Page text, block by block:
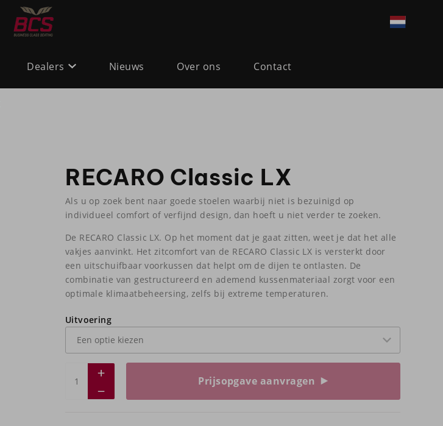
Dealers Nieuws Over ons Contact
RECARO Classic LX
Als u op zoek bent naar goede stoelen waarbij niet is bezuinigd op
individueel comfort of verfijnd design, dan hoeft u niet verder te zoeken.
De RECARO Classic LX. Op het moment dat je gaat zitten, weet je dat het alle
vakjes aanvinkt. Het zitcomfort van de RECARO Classic LX is versterkt door
een uitschuifbaar voorkussen dat helpt om de dijen te ontlasten. De
combinatie van gestructureerd en ademend kussenmateriaal zorgt voor een
optimale klimaatbeheersing, zelfs bij extreme temperaturen.
Uitvoering
Prijsopgave aanvragen